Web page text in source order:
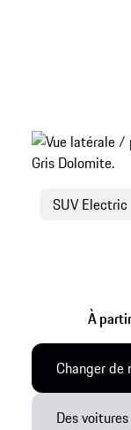
À
SUV Electric
Changer de
Des